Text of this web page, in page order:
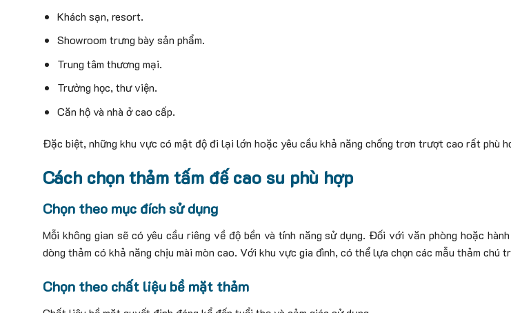
Khách sạn, resort.
Showroom trưng bày sản phẩm.
Trung tâm thương mại.
Trường học, thư viện.
Căn hộ và nhà ở cao cấp.
Đặc biệt, những khu vực có mật độ đi lại lớn hoặc yêu cầu khả năng chống trơn trượt cao rất phù
Cách chọn thảm tấm đế cao su phù hợp
Chọn theo mục đích sử dụng
Mỗi không gian sẽ có yêu cầu riêng về độ bền và tính năng sử dụng. Đối với văn phòng hoặc
dòng thảm có khả năng chịu mài mòn cao. Với khu vực gia đình, có thể lựa chọn các mẫu thảm chú
Chọn theo chất liệu bề mặt thảm